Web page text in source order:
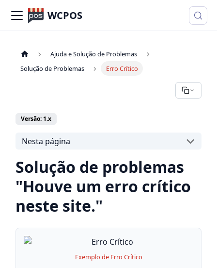
WCPOS
Ajuda e Solução de Problemas
Solução de Problemas
Erro Crítico
Versão: 1.x
Nesta página
Solução de problemas
"Houve um erro crítico
neste site."
Exemplo de Erro Crítico